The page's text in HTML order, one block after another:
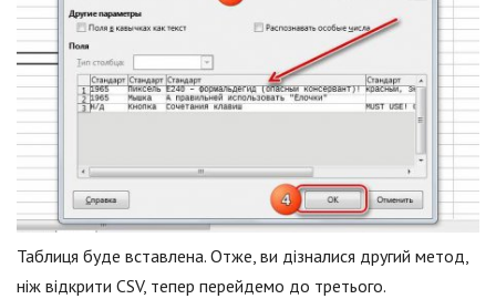
Таблиця буде вставлена. Отже, ви дізналися другий метод,
ніж відкрити CSV, тепер перейдемо до третього.